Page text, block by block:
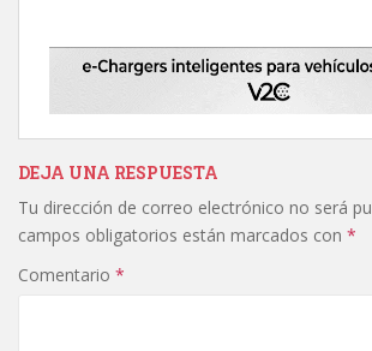
DEJA UNA RESPUESTA
Tu dirección de correo electrónico no será
campos obligatorios están marcados con *
Comentario *